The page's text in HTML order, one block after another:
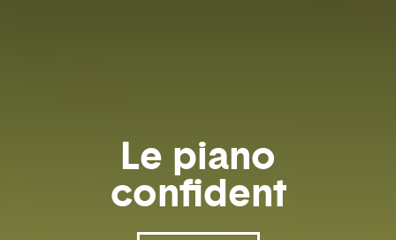
Le piano
confident